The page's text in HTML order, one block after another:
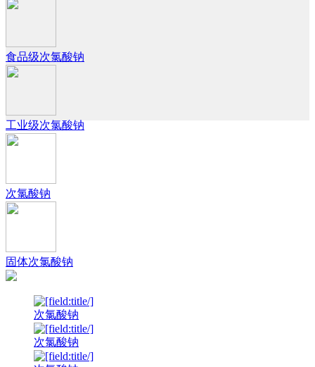
食品级次氯酸钠
工业级次氯酸钠
次氯酸钠
固体次氯酸钠
次氯酸钠
次氯酸钠